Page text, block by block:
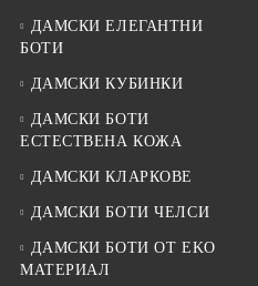
ДАМСКИ ЕЛЕГАНТНИ
БОТИ
ДАМСКИ КУБИНКИ
ДАМСКИ БОТИ
ЕСТЕСТВЕНА КОЖА
ДАМСКИ КЛАРКОВЕ
ДАМСКИ БОТИ ЧЕЛСИ
ДАМСКИ БОТИ ОТ EKO
МАТЕРИАЛ